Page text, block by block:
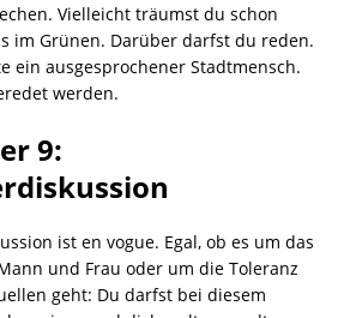
Vielleicht träumst du schon
im Grünen. Darüber darfst du reden.
ein ausgesprochener Stadtmensch.
werden.
9:
ist en vogue. Egal, ob es um das
und Frau oder um die Toleranz
geht: Du darfst bei diesem